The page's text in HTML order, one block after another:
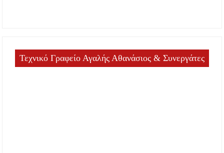
Τεχνικό Γραφείο Αγαλής Αθανάσιος & Συνεργάτες